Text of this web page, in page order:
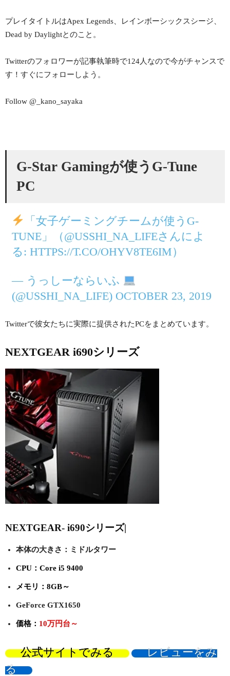
プレイタイトルはApex Legends、レインボーシックスシージ、
Dead by Daylightとのこと。
Twitterのフォロワーが記事執筆時で124人なので今がチャンスで
す！すぐにフォローしよう。
Follow @_kano_sayaka
G-Star Gamingが使うG-Tune
PC
「女子ゲーミングチームが使うG-
TUNE」（@USSHI_NA_LIFEさんによ
る: HTTPS://T.CO/OHYV8TE6IM）
— うっしーならいふ
(@USSHI_NA_LIFE) OCTOBER 23, 2019
Twitterで彼女たちに実際に提供されたPCをまとめています。
NEXTGEAR i690シリーズ
NEXTGEAR- i690シリーズ|
本体の大きさ：ミドルタワー
CPU：Core i5 9400
メモリ：8GB～
GeForce GTX1650
価格： 10万円台～
公式サイトでみる
レビューをみ
る